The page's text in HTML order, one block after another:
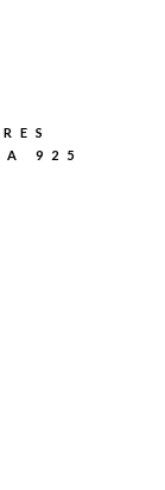
925